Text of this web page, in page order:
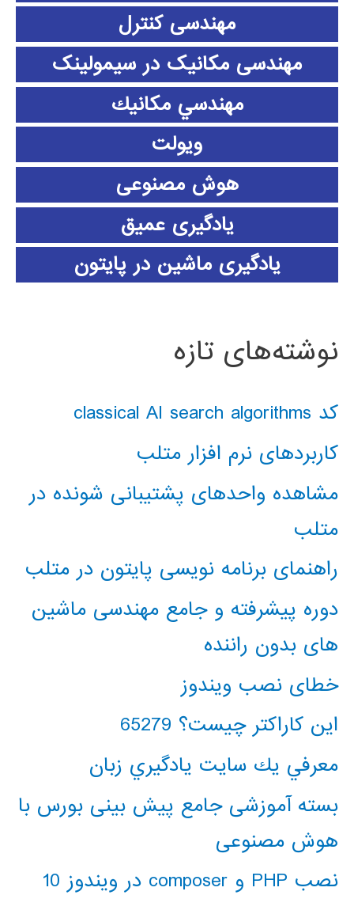
مهندسی کنترل
مهندسی مکانیک در سیمولینک
مهندسي مكانيك
ویولت
هوش مصنوعی
یادگیری عمیق
یادگیری ماشین در پایتون
نوشته‌های تازه
کد classical AI search algorithms
کاربردهای نرم افزار متلب
مشاهده واحدهای پشتیبانی شونده در
متلب
راهنمای برنامه نویسی پایتون در متلب
دوره پیشرفته و جامع مهندسی ماشین
های بدون راننده
خطای نصب ویندوز
این کاراکتر چیست؟ 65279
معرفي يك سايت يادگيري زبان
بسته آموزشی جامع پیش بینی بورس با
هوش مصنوعی
نصب PHP و composer در ویندوز 10